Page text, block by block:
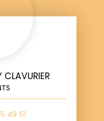
CLAVURIER
49 51